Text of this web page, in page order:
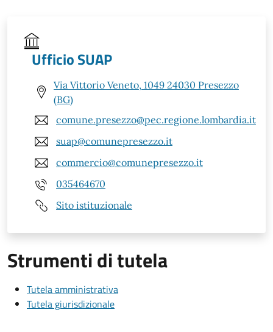
Ufficio SUAP
Via Vittorio Veneto, 1049 24030 Presezzo
(BG)
comune.presezzo@pec.regione.lombardia.it
suap@comunepresezzo.it
commercio@comunepresezzo.it
035464670
Sito istituzionale
Strumenti di tutela
Tutela amministrativa
Tutela giurisdizionale